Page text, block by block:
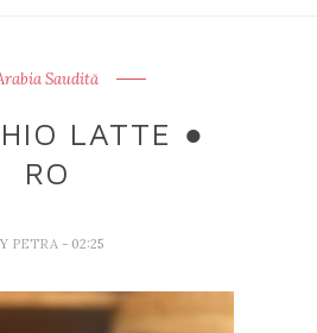
Saudită
LATTE ●
RO
PETRA - 02:25